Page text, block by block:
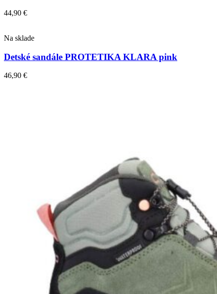
44,90 €
Na sklade
Detské sandále PROTETIKA KLARA pink
46,90 €